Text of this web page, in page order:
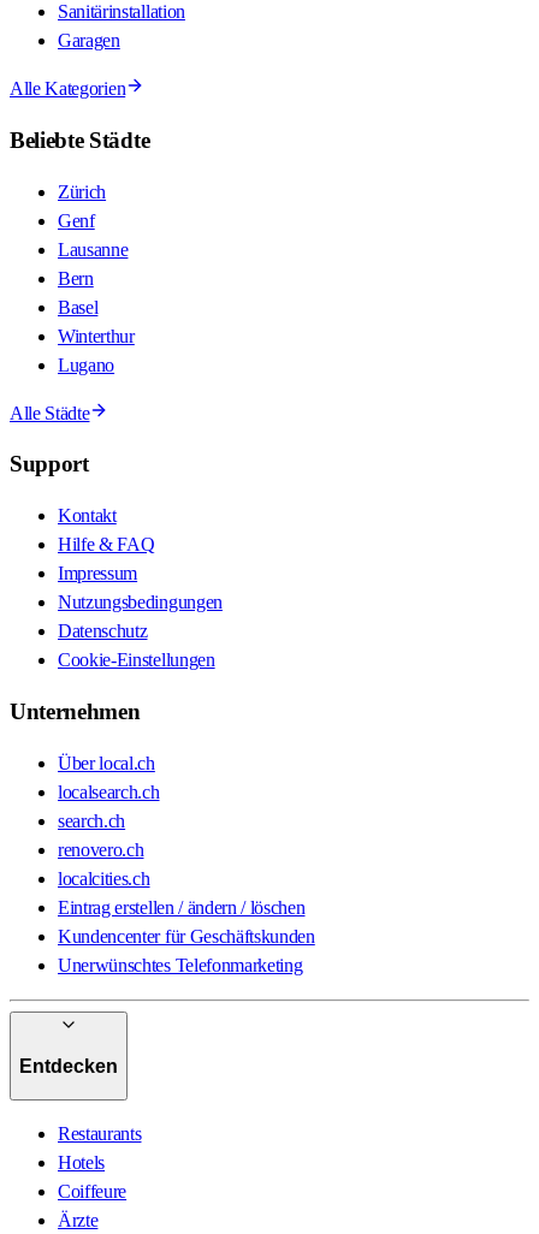
Sanitärinstallation
Garagen
Alle Kategorien
Beliebte Städte
Zürich
Genf
Lausanne
Bern
Basel
Winterthur
Lugano
Alle Städte
Support
Kontakt
Hilfe & FAQ
Impressum
Nutzungsbedingungen
Datenschutz
Cookie-Einstellungen
Unternehmen
Über local.ch
localsearch.ch
search.ch
renovero.ch
localcities.ch
Eintrag erstellen / ändern / löschen
Kundencenter für Geschäftskunden
Unerwünschtes Telefonmarketing
Entdecken
Restaurants
Hotels
Coiffeure
Ärzte